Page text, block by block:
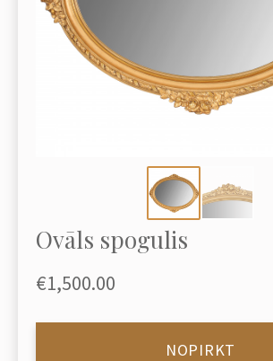
Ovāls spogulis
€1,500.00
NOPIRKT